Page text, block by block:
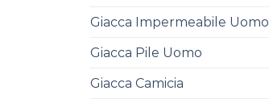
Giacca Impermeabile Uomo
Giacca Pile Uomo
Giacca Camicia